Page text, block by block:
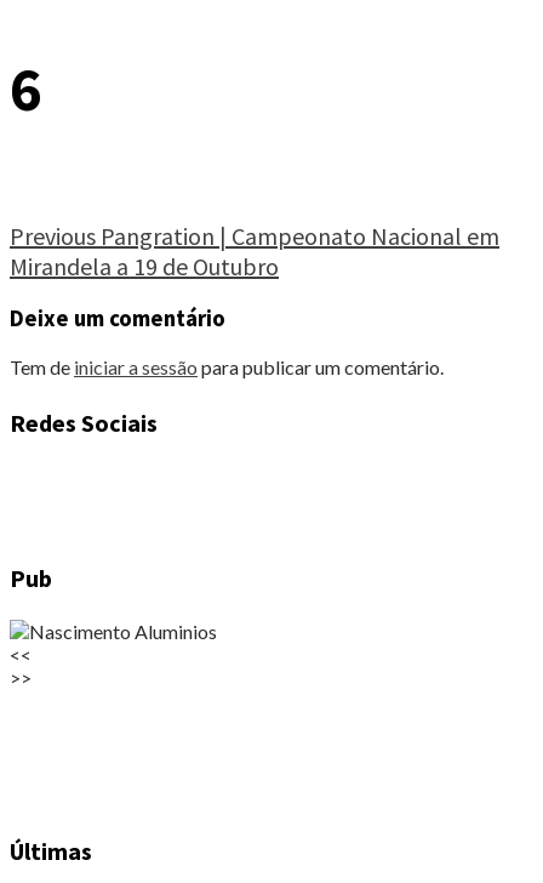
6
Continue
Reading
Previous Pangration | Campeonato Nacional em
Mirandela a 19 de Outubro
Deixe um comentário
Tem de iniciar a sessão para publicar um comentário.
Redes Sociais
Pub
<<
>>
Últimas